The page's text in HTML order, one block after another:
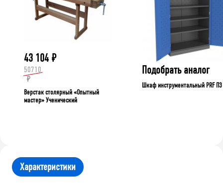
43 104 ₽
50710
₽
Верстак столярный «Опытный
мастер» Ученический
Подобрать аналог
Шкаф инструментальный PRF П3
Характеристики